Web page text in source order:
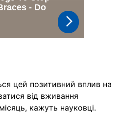
цей позитивний вплив на
від вживання
кажуть науковці.